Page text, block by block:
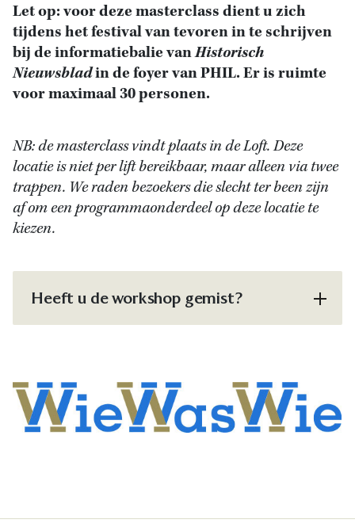
Let op: voor deze masterclass dient u zich
tijdens het festival van tevoren in te schrijven
bij de informatiebalie vanHistorisch
Nieuwsbladin de foyer van PHIL. Er is ruimte
voor maximaal 30 personen.
NB: de masterclass vindt plaats in de Loft. Deze
locatie is niet per lift bereikbaar, maar alleen via twee
trappen. We raden bezoekers die slecht ter been zijn
af om een programmaonderdeel op deze locatie te
kiezen.
Heeft u de workshop gemist?